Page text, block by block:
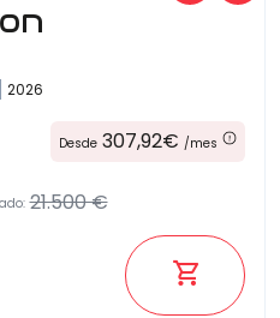
2026
Desde 307,92€ /mes
21.500 €